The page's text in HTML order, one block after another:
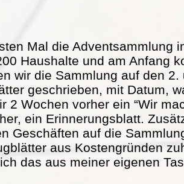
Mal die Adventsammlung
Haushalte und am Anfang
wir die Sammlung auf den
geschrieben, mit Datum,
2 Wochen vorher ein “Wir
ein Erinnerungsblatt.
Geschäften auf die
aus Kostengründen
das aus meiner eigenen